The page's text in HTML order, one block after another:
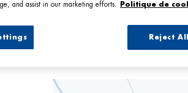
1 Garage Premier à
and assist in our marketing efforts.
Politique de
Reject All